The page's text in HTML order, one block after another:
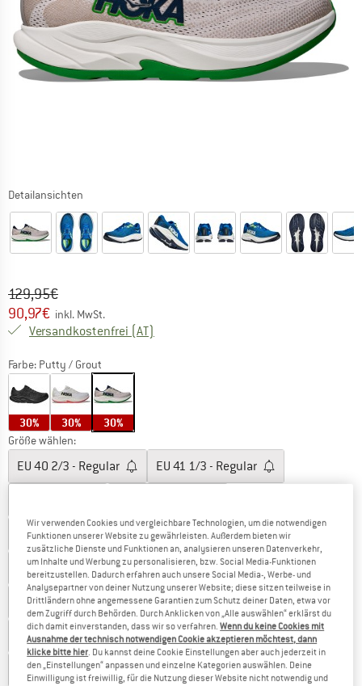
Detailansichten
Ursprünglicher Preis :
129,95€
Preis:
90,97€ inkl. MwSt.
Versandkostenfrei (AT)
Farbe: Putty / Grout
30% 30% 30%
Größe wählen:
EU 40 2/3 - Regular EU 41 1/3 - Regular
EU43 1/3 - Regular EU44 - Regular
EU44 2/3 - Regular EU45 1/3 - Regular
EU46 - Regular EU46 2/3 - Regular
EU47 1/3 - Regular EU48 - Regular
EU49 1/3 - Regular
Wir verwenden Cookies und vergleichbare Technologien, um die notwendigen
Funktionen unserer Website zu gewährleisten. Außerdem bieten wir
zusätzliche Dienste und Funktionen an, analysieren unseren Datenverkehr,
um Inhalte und Werbung zu personalisieren, bzw. Social Media-Funktionen
bereitzustellen. Dadurch erfahren auch unsere Social Media-, Werbe- und
Analysepartner von deiner Nutzung unserer Website; diese sitzen teilweise in
Drittländern ohne angemessene Garantien zum Schutz deiner Daten, etwa vor
dem Zugriff durch Behörden. Durch Anklicken von „Alle auswählen“ erklärst du
dich damit einverstanden, dass wir so verfahren.Wenn du keine Cookies mit
Ausnahme der technisch notwendigen Cookie akzeptieren möchtest, dann
klicke bitte hier . Du kannst deine Cookie Einstellungen aber auch jederzeit in
den „Einstellungen“ anpassen und einzelne Kategorien auswählen. Deine
Einwilligung ist freiwillig, für die Nutzung dieser Website nicht notwendig und